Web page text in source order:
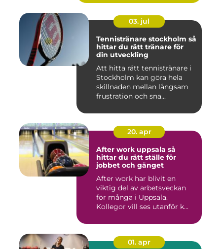
03. jul
Tennistränare stockholm så
hittar du rätt tränare för
din utveckling
Att hitta rätt tennistränare i
Stockholm kan göra hela
skillnaden mellan långsam
frustration och sna...
20. apr
After work uppsala så
hittar du rätt ställe för
jobbet och gänget
After work har blivit en
viktig del av arbetsveckan
för många i Uppsala.
Kollegor vill ses utanför k...
01. apr